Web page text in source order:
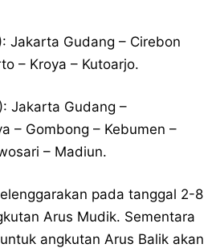
Jakarta Gudang – Cirebon
– Kroya – Kutoarjo.
Jakarta Gudang –
– Gombong – Kebumen –
– Madiun.
pada tanggal 2-8
Arus Mudik. Sementara
angkutan Arus Balik akan